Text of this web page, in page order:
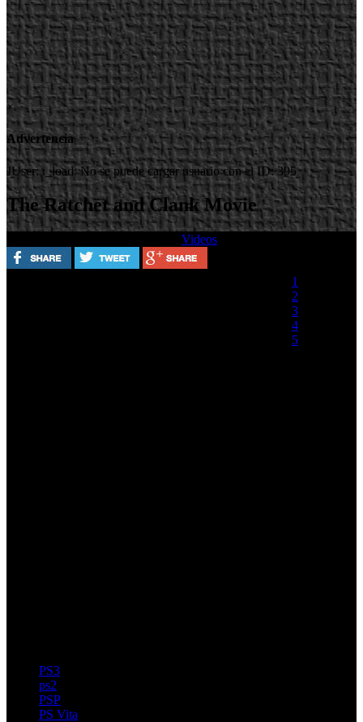
×
Advertencia
JUser: :_load: No se puede cargar usuario con el ID: 395
The Ratchet and Clank Movie
Videos
1
2
3
4
5
PS3
ps2
PSP
PS Vita